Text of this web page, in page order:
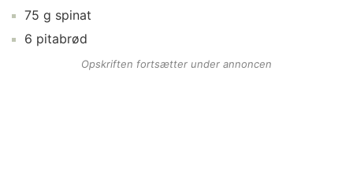
75 g spinat
6 pitabrød
Opskriften fortsætter under annoncen